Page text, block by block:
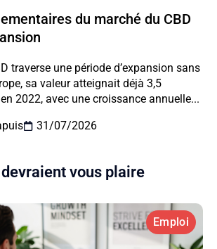
du marché du CBD
traverse une période d’expansion sans
sa valeur atteignait déjà 3,5
2022, avec une croissance annuelle...
31/07/2026
vous plaire
Emploi